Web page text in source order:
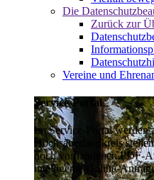
Die
Zurück zur
Vereine und
Service-Portal
Im Service-Portal werden
Hochsauerlandkreis
noch vorhandenen PDF-
intelligente Online-